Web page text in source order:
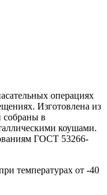
операциях
Изготовлена из
собраны в
коушами.
ГОСТ 53266-
температурах от -40